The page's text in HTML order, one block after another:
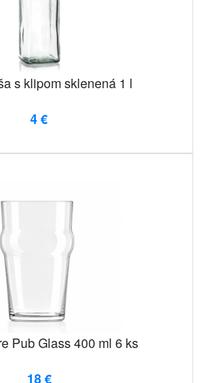
s klipom sklenená 1 l
4 €
Pub Glass 400 ml 6 ks
18 €